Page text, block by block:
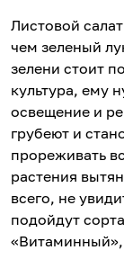
Листовой
чем зеленый
зелени стоит
культура, ему
освещение и
грубеют и
прореживать
растения
всего, не
подойдут